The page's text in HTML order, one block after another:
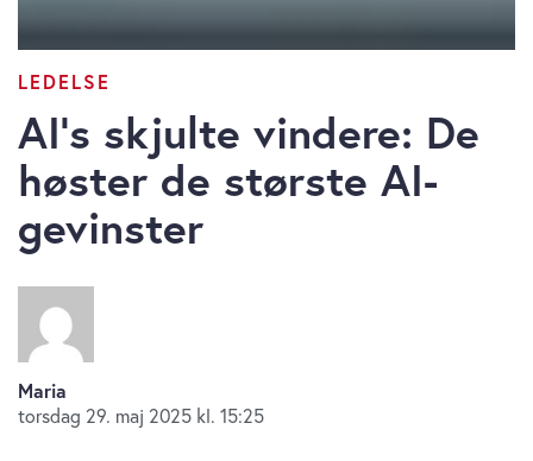
LEDELSE
AI’s skjulte vindere: De
høster de største AI-
gevinster
Maria
torsdag 29. maj 2025 kl. 15:25